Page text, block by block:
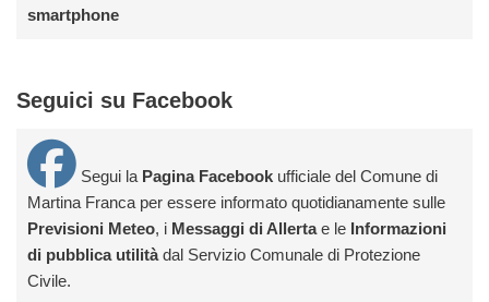
smartphone
Seguici su Facebook
Segui la Pagina Facebook ufficiale del Comune di
Martina Franca per essere informato quotidianamente sulle
Previsioni Meteo, i Messaggi di Allertae le Informazioni
di pubblica utilitàdal Servizio Comunale di Protezione
Civile.